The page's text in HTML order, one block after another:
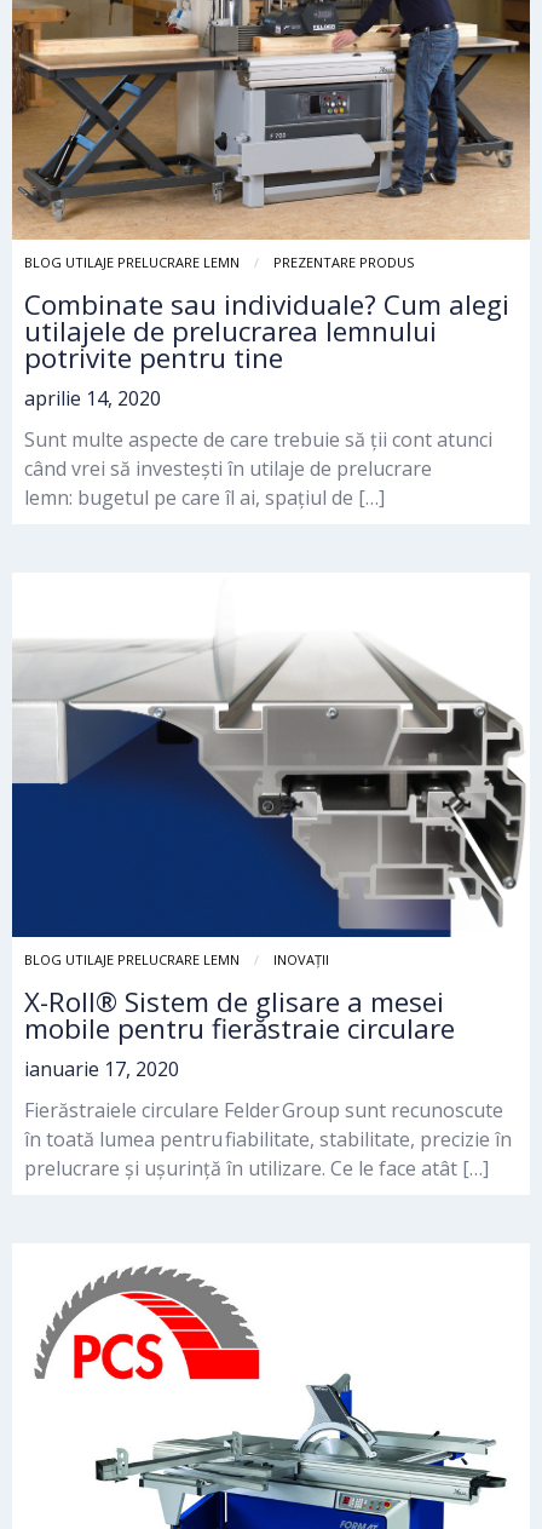
BLOG UTILAJE PRELUCRARE LEMN PREZENTARE PRODUS
Combinate sau individuale? Cum alegi
utilajele de prelucrarea lemnului
potrivite pentru tine
aprilie 14, 2020
Sunt multe aspecte de care trebuie să ții cont atunci
când vrei să investești în utilaje de prelucrare
lemn: bugetul pe care îl ai, spațiul de […]
BLOG UTILAJE PRELUCRARE LEMN INOVAȚII
X-Roll® Sistem de glisare a mesei
mobile pentru fierăstraie circulare
ianuarie 17, 2020
Fierăstraiele circulare Felder Group sunt recunoscute
în toată lumea pentru fiabilitate, stabilitate, precizie în
prelucrare și ușurință în utilizare. Ce le face atât […]